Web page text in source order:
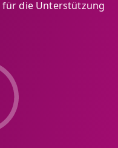
die Unterstützung